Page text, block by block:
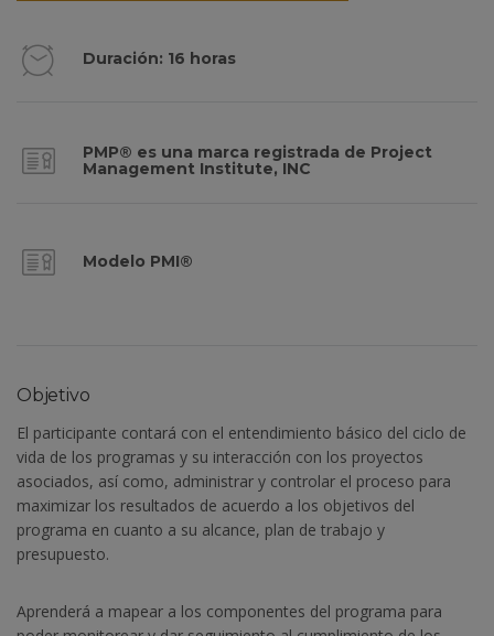
Duración: 16 horas
PMP® es una marca registrada de Project
Management Institute, INC
Modelo PMI®
Objetivo
El participante contará con el entendimiento básico del ciclo de
vida de los programas y su interacción con los proyectos
asociados, así como, administrar y controlar el proceso para
maximizar los resultados de acuerdo a los objetivos del
programa en cuanto a su alcance, plan de trabajo y
presupuesto.
Aprenderá a mapear a los componentes del programa para